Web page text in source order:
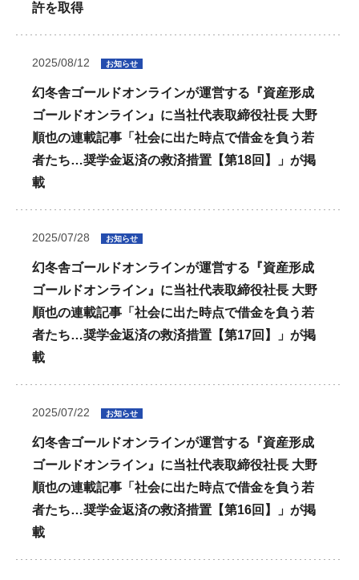
許を取得
2025/08/12 お知らせ
幻冬舎ゴールドオンラインが運営する『資産形成
ゴールドオンライン』に当社代表取締役社長 大野
順也の連載記事「社会に出た時点で借金を負う若
者たち…奨学金返済の救済措置【第18回】」が掲
載
2025/07/28 お知らせ
幻冬舎ゴールドオンラインが運営する『資産形成
ゴールドオンライン』に当社代表取締役社長 大野
順也の連載記事「社会に出た時点で借金を負う若
者たち…奨学金返済の救済措置【第17回】」が掲
載
2025/07/22 お知らせ
幻冬舎ゴールドオンラインが運営する『資産形成
ゴールドオンライン』に当社代表取締役社長 大野
順也の連載記事「社会に出た時点で借金を負う若
者たち…奨学金返済の救済措置【第16回】」が掲
載